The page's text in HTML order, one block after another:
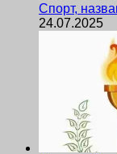
Спорт,
24.07.2025